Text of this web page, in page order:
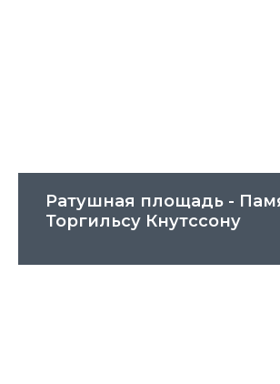
Ратушная площадь -
Торгильсу Кнутссону